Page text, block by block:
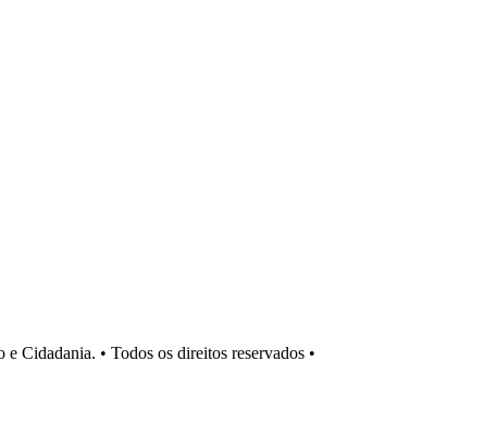
Cidadania. • Todos os direitos reservados •